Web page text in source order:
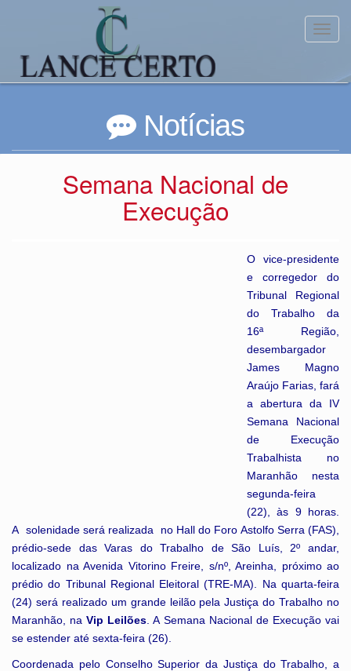
Notícias
Semana Nacional de
Execução
O vice-presidente
e corregedor do
Tribunal Regional
do Trabalho da
16ª Região,
desembargador
James Magno
Araújo Farias, fará
a abertura da IV
Semana Nacional
de Execução
Trabalhista no
Maranhão nesta
segunda-feira
(22), às 9 horas.
A solenidade será realizada no Hall do Foro Astolfo Serra (FAS),
prédio-sede das Varas do Trabalho de São Luís, 2º andar,
localizado na Avenida Vitorino Freire, s/nº, Areinha, próximo ao
prédio do Tribunal Regional Eleitoral (TRE-MA). Na quarta-feira
(24) será realizado um grande leilão pela Justiça do Trabalho no
Maranhão, naVip Leilões . A Semana Nacional de Execução vai
se estender até sexta-feira (26).
Coordenada pelo Conselho Superior da Justiça do Trabalho, a